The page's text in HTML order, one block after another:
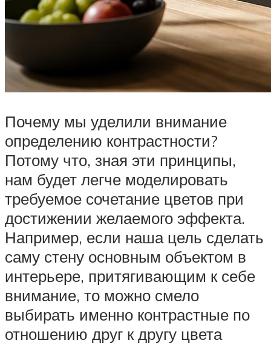
Почему мы уделили внимание
определению контрастности?
Потому что, зная эти принципы,
нам будет легче моделировать
требуемое сочетание цветов при
достижении желаемого эффекта.
Например, если наша цель сделать
саму стену основным объектом в
интерьере, притягивающим к себе
внимание, то можно смело
выбирать именно контрастные по
отношению друг к другу цвета